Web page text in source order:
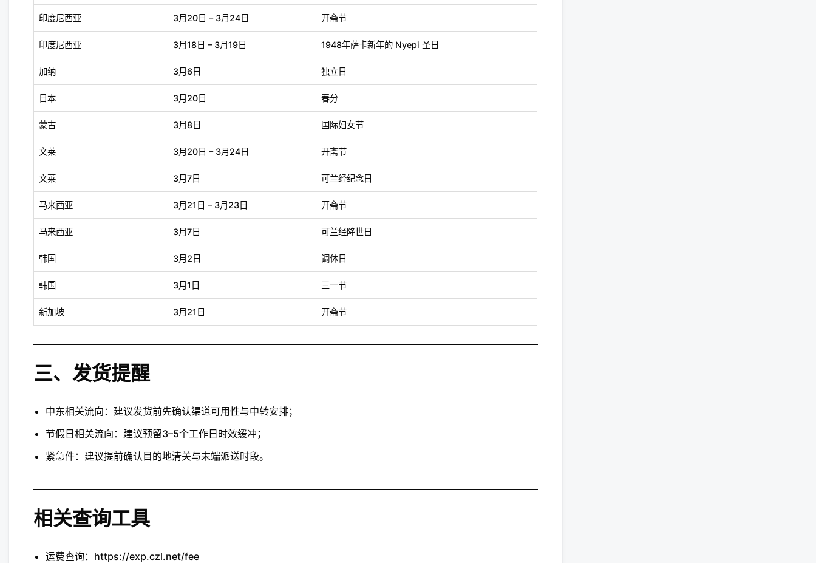
印度尼西亚 3月20日 – 3月24日 开斋节
印度尼西亚 3月18日 – 3月19日 1948年萨卡新年的 Nyepi 圣日
加纳 3月6日 独立日
日本 3月20日 春分
蒙古 3月8日 国际妇女节
文莱 3月20日 – 3月24日 开斋节
文莱 3月7日 可兰经纪念日
马来西亚 3月21日 – 3月23日 开斋节
马来西亚 3月7日 可兰经降世日
韩国 3月2日 调休日
韩国 3月1日 三一节
新加坡 3月21日 开斋节
三、发货提醒
中东相关流向：建议发货前先确认渠道可用性与中转安排；
节假日相关流向：建议预留3–5个工作日时效缓冲；
紧急件：建议提前确认目的地清关与末端派送时段。
相关查询工具
运费查询：https://exp.czl.net/fee